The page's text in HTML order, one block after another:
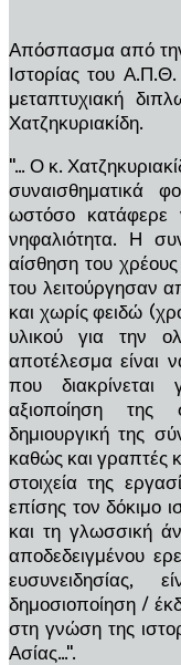
Απόσπασμα από την
Ιστορίας του
μεταπτυχιακή
Χατζηκυριακίδη.
''... Ο κ.
συναισθηματικά
ωστόσο κατάφερε
νηφαλιότητα. Η
αίσθηση του
του λειτούργησαν
και χωρίς φειδώ
υλικού για την
αποτέλεσμα είναι
που διακρίνεται
αξιοποίηση της
δημιουργική της
καθώς και γραπτές
στοιχεία της
επίσης τον δόκιμο
και τη γλωσσική
αποδεδειγμένου
δημοσιοποίηση /
στη γνώση της
Ασίας...''.